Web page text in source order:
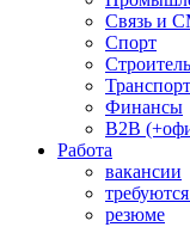
Связь и
Спорт
Транспорт
Финансы
B2B
Работа
вакансии
резюме